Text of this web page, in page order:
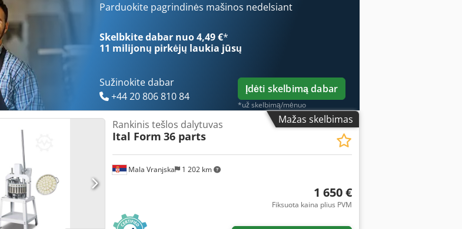
Parduokite pagrindinės mašinos nedelsiant
Skelbkite dabar nuo 4,49 €*
11 milijonų pirkėjų laukia jūsų
Sužinokite dabar
+44 20 806 810 84
Įdėti skelbimą dabar
*už skelbimą/mėnuo
Mažas skelbimas
Mala Vranjska 1 202 km
Rankinis tešlos dalytuvas
Ital Form 36 parts
1 650 €
Fiksuota kaina plius PVM